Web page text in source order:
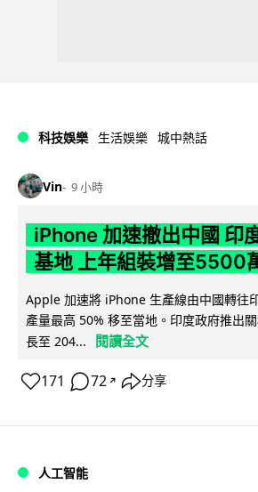
科技娛樂 生活娛樂 城中熱話
Vin 9 小時
iPhone 加速撤出中國 印
基地 上年組裝增至5500
Apple 加速將 iPhone 生產線由中國轉往
產量最高 50% 移至當地。印度政府推出
長至 204...
閱讀全文
171 72 ↗ 分享
人工智能